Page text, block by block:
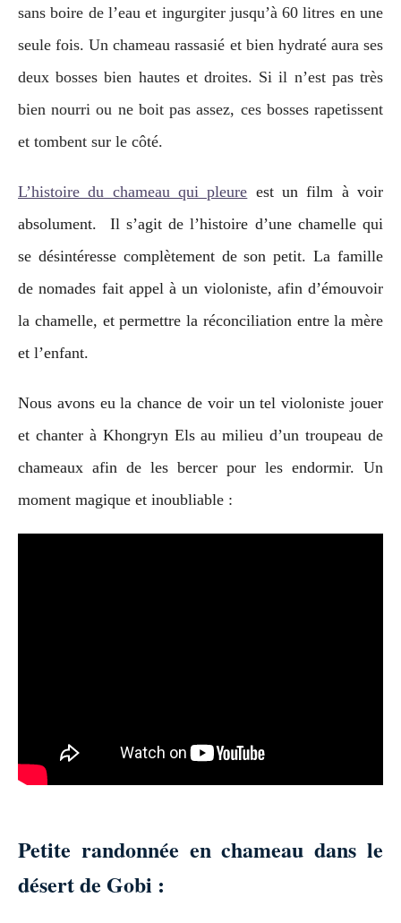
sans boire de l’eau et ingurgiter jusqu’à 60 litres en une
seule fois. Un chameau rassasié et bien hydraté aura ses
deux bosses bien hautes et droites. Si il n’est pas très
bien nourri ou ne boit pas assez, ces bosses rapetissent
et tombent sur le côté.
L’histoire du chameau qui pleure est un film à voir
absolument. Il s’agit de l’histoire d’une chamelle qui
se désintéresse complètement de son petit. La famille
de nomades fait appel à un violoniste, afin d’émouvoir
la chamelle, et permettre la réconciliation entre la mère
et l’enfant.
Nous avons eu la chance de voir un tel violoniste jouer
et chanter à Khongryn Els au milieu d’un troupeau de
chameaux afin de les bercer pour les endormir. Un
moment magique et inoubliable :
Petite randonnée en chameau dans le
désert de Gobi :